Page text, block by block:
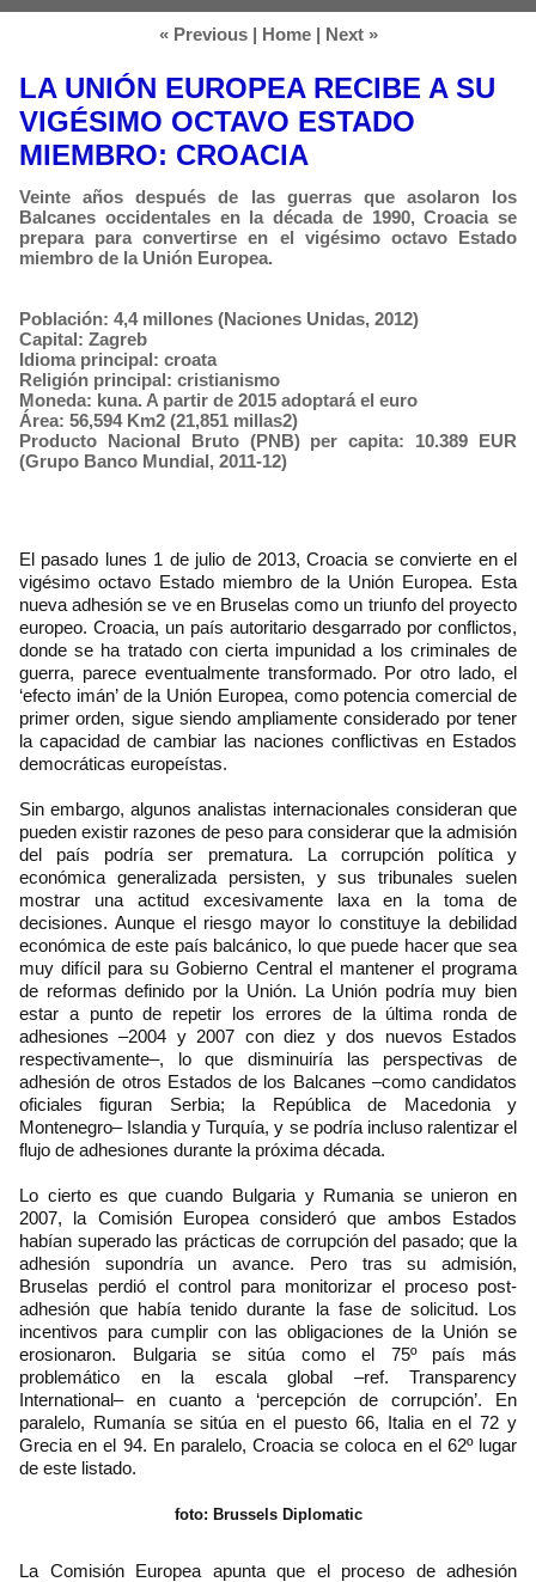
« Previous | Home | Next »
LA UNIÓN EUROPEA RECIBE A SU
VIGÉSIMO OCTAVO ESTADO
MIEMBRO: CROACIA
Veinte años después de las guerras que asolaron los
Balcanes occidentales en la década de 1990, Croacia se
prepara para convertirse en el vigésimo octavo Estado
miembro de la Unión Europea.
Población: 4,4 millones (Naciones Unidas, 2012)
Capital: Zagreb
Idioma principal: croata
Religión principal: cristianismo
Moneda: kuna. A partir de 2015 adoptará el euro
Área: 56,594 Km2 (21,851 millas2)
Producto Nacional Bruto (PNB) per capita: 10.389 EUR
(Grupo Banco Mundial, 2011-12)
El pasado lunes 1 de julio de 2013, Croacia se convierte en el
vigésimo octavo Estado miembro de la Unión Europea. Esta
nueva adhesión se ve en Bruselas como un triunfo del proyecto
europeo. Croacia, un país autoritario desgarrado por conflictos,
donde se ha tratado con cierta impunidad a los criminales de
guerra, parece eventualmente transformado. Por otro lado, el
‘efecto imán’ de la Unión Europea, como potencia comercial de
primer orden, sigue siendo ampliamente considerado por tener
la capacidad de cambiar las naciones conflictivas en Estados
democráticas europeístas.
Sin embargo, algunos analistas internacionales consideran que
pueden existir razones de peso para considerar que la admisión
del país podría ser prematura. La corrupción política y
económica generalizada persisten, y sus tribunales suelen
mostrar una actitud excesivamente laxa en la toma de
decisiones. Aunque el riesgo mayor lo constituye la debilidad
económica de este país balcánico, lo que puede hacer que sea
muy difícil para su Gobierno Central el mantener el programa
de reformas definido por la Unión. La Unión podría muy bien
estar a punto de repetir los errores de la última ronda de
adhesiones –2004 y 2007 con diez y dos nuevos Estados
respectivamente–, lo que disminuiría las perspectivas de
adhesión de otros Estados de los Balcanes –como candidatos
oficiales figuran Serbia; la República de Macedonia y
Montenegro– Islandia y Turquía, y se podría incluso ralentizar el
flujo de adhesiones durante la próxima década.
Lo cierto es que cuando Bulgaria y Rumania se unieron en
2007, la Comisión Europea consideró que ambos Estados
habían superado las prácticas de corrupción del pasado; que la
adhesión supondría un avance. Pero tras su admisión,
Bruselas perdió el control para monitorizar el proceso post-
adhesión que había tenido durante la fase de solicitud. Los
incentivos para cumplir con las obligaciones de la Unión se
erosionaron. Bulgaria se sitúa como el 75º país más
problemático en la escala global –ref. Transparency
International– en cuanto a ‘percepción de corrupción’. En
paralelo, Rumanía se sitúa en el puesto 66, Italia en el 72 y
Grecia en el 94. En paralelo, Croacia se coloca en el 62º lugar
de este listado.
foto: Brussels Diplomatic
La Comisión Europea apunta que el proceso de adhesión